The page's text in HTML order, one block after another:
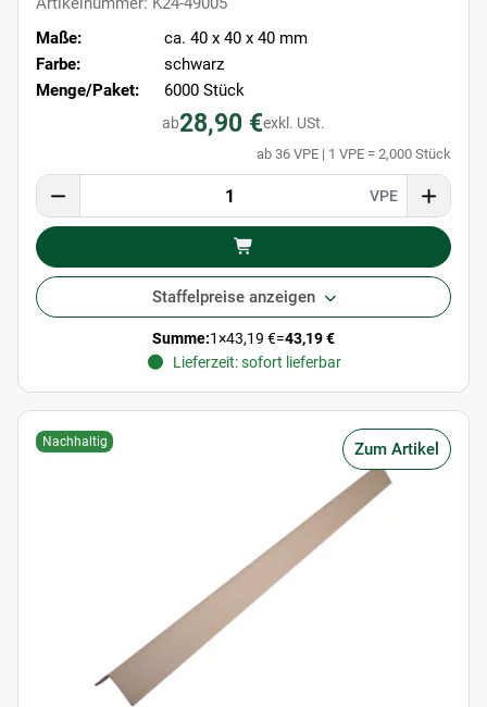
Maße:
ca. 40 x 40 x 40 mm
Farbe:
schwarz
Menge/Paket:
6000 Stück
ab28,90 €exkl. USt.
ab 36 VPE | 1 VPE = 2,000 Stück
VPE
Staffelpreise anzeigen
Summe:1×43,19 €=43,19 €
Lieferzeit: sofort lieferbar
Zum Artikel
Nachhaltig